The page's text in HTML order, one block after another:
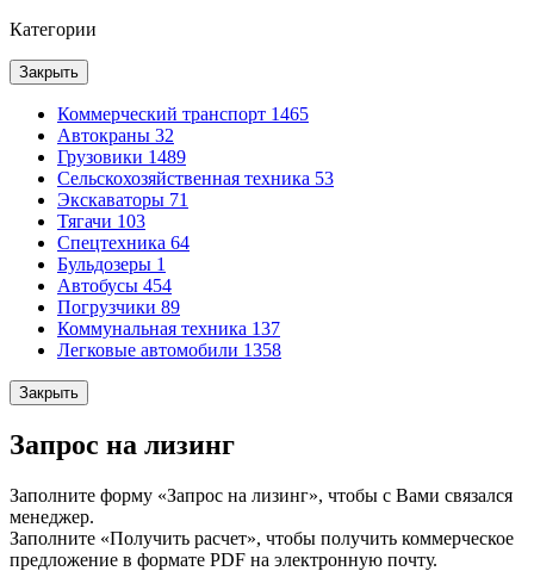
Категории
Закрыть
Коммерческий транспорт 1465
Автокраны 32
Грузовики 1489
Сельскохозяйственная техника 53
Экскаваторы 71
Тягачи 103
Спецтехника 64
Бульдозеры 1
Автобусы 454
Погрузчики 89
Коммунальная техника 137
Легковые автомобили 1358
Закрыть
Запрос на лизинг
Заполните форму «Запрос на лизинг», чтобы с Вами связался
менеджер.
Заполните «Получить расчет», чтобы получить коммерческое
предложение в формате PDF на электронную почту.